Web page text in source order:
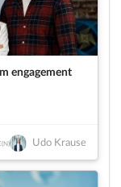
term engagement
Udo Krause